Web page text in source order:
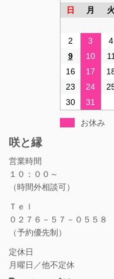
日
月 火
2
3 4
9
10 11
16
17
23
24
30
31
お休み
咲と縁
営業時間
１０：００～
（時間外相談可）
Ｔｅｌ
０２７６－５７－０５５８
（予約優先制）
定休日
月曜日／他不定休